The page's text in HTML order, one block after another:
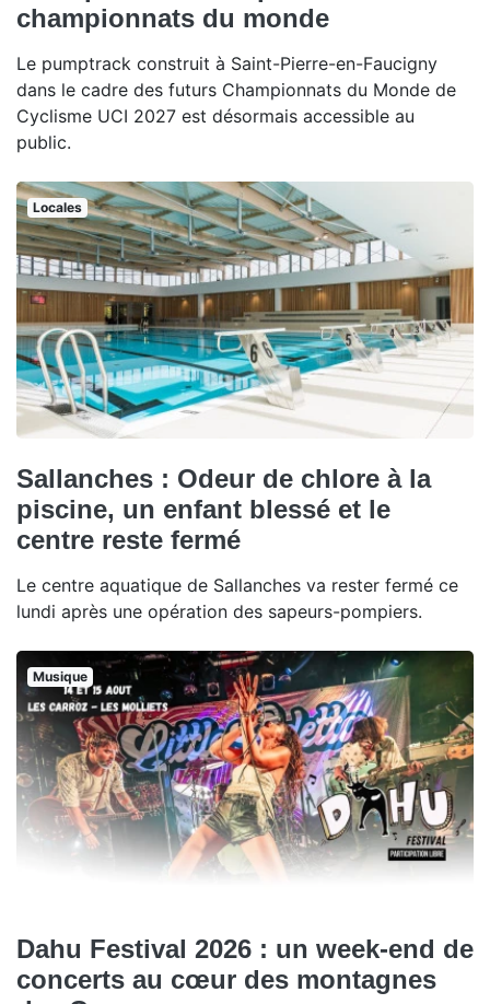
championnats du monde
Le pumptrack construit à Saint-Pierre-en-Faucigny
dans le cadre des futurs Championnats du Monde de
Cyclisme UCI 2027 est désormais accessible au
public.
Locales
Sallanches : Odeur de chlore à la
piscine, un enfant blessé et le
centre reste fermé
Le centre aquatique de Sallanches va rester fermé ce
lundi après une opération des sapeurs-pompiers.
Musique
Dahu Festival 2026 : un week-end de
concerts au cœur des montagnes